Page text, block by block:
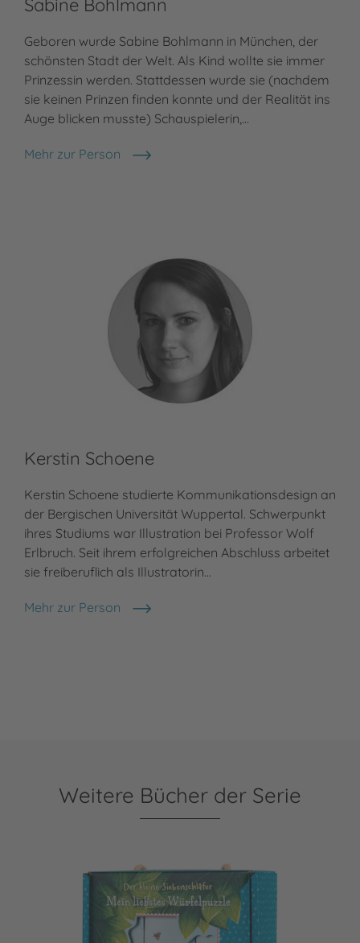
Geboren wurde Sabine Bohlmann in München, der
schönsten Stadt der Welt. Als Kind wollte sie immer
Prinzessin werden. Stattdessen wurde sie (nachdem
sie keinen Prinzen finden konnte und der Realität ins
Auge blicken musste) Schauspielerin,…
Mehr zur Person
Sabine Bohlmann
Kerstin Schoene
Kerstin Schoene studierte Kommunikationsdesign an
der Bergischen Universität Wuppertal. Schwerpunkt
ihres Studiums war Illustration bei Professor Wolf
Erlbruch. Seit ihrem erfolgreichen Abschluss arbeitet
sie freiberuflich als Illustratorin…
Mehr zur Person
Kerstin Schoene
Weitere Bücher der Serie